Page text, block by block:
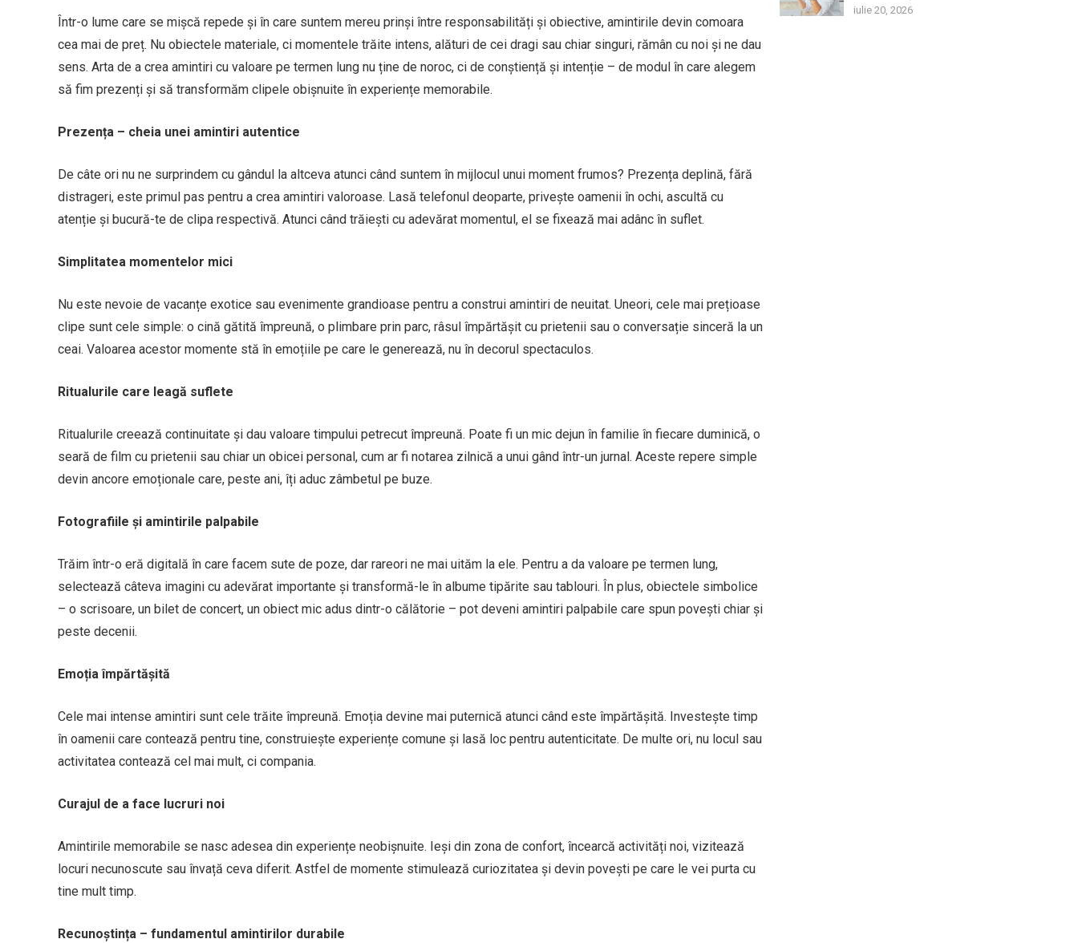
Într-o lume care se mișcă repede și în care suntem mereu prinși între responsabilități și obiective, amintirile devin comoara
cea mai de preț. Nu obiectele materiale, ci momentele trăite intens, alături de cei dragi sau chiar singuri, rămân cu noi și ne dau
sens. Arta de a crea amintiri cu valoare pe termen lung nu ține de noroc, ci de conștiență și intenție – de modul în care alegem
să fim prezenți și să transformăm clipele obișnuite în experiențe memorabile.
Prezența – cheia unei amintiri autentice
De câte ori nu ne surprindem cu gândul la altceva atunci când suntem în mijlocul unui moment frumos? Prezența deplină, fără
distrageri, este primul pas pentru a crea amintiri valoroase. Lasă telefonul deoparte, privește oamenii în ochi, ascultă cu
atenție și bucură-te de clipa respectivă. Atunci când trăiești cu adevărat momentul, el se fixează mai adânc în suflet.
Simplitatea momentelor mici
Nu este nevoie de vacanțe exotice sau evenimente grandioase pentru a construi amintiri de neuitat. Uneori, cele mai prețioase
clipe sunt cele simple: o cină gătită împreună, o plimbare prin parc, râsul împărtășit cu prietenii sau o conversație sinceră la un
ceai. Valoarea acestor momente stă în emoțiile pe care le generează, nu în decorul spectaculos.
Ritualurile care leagă suflete
Ritualurile creează continuitate și dau valoare timpului petrecut împreună. Poate fi un mic dejun în familie în fiecare duminică, o
seară de film cu prietenii sau chiar un obicei personal, cum ar fi notarea zilnică a unui gând într-un jurnal. Aceste repere simple
devin ancore emoționale care, peste ani, îți aduc zâmbetul pe buze.
Fotografiile și amintirile palpabile
Trăim într-o eră digitală în care facem sute de poze, dar rareori ne mai uităm la ele. Pentru a da valoare pe termen lung,
selectează câteva imagini cu adevărat importante și transformă-le în albume tipărite sau tablouri. În plus, obiectele simbolice
– o scrisoare, un bilet de concert, un obiect mic adus dintr-o călătorie – pot deveni amintiri palpabile care spun povești chiar și
peste decenii.
Emoția împărtășită
Cele mai intense amintiri sunt cele trăite împreună. Emoția devine mai puternică atunci când este împărtășită. Investește timp
în oamenii care contează pentru tine, construiește experiențe comune și lasă loc pentru autenticitate. De multe ori, nu locul sau
activitatea contează cel mai mult, ci compania.
Curajul de a face lucruri noi
Amintirile memorabile se nasc adesea din experiențe neobișnuite. Ieși din zona de confort, încearcă activități noi, vizitează
locuri necunoscute sau învață ceva diferit. Astfel de momente stimulează curiozitatea și devin povești pe care le vei purta cu
tine mult timp.
Recunoștința – fundamentul amintirilor durabile
iulie 20, 2026